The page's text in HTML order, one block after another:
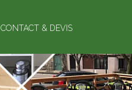
CONTACT & DEVIS